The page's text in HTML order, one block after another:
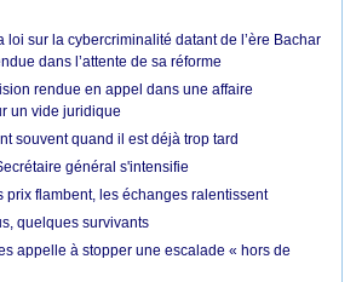
loi sur la cybercriminalité datant de l’ère Bachar
dans l’attente de sa réforme
rendue en appel dans une affaire
un vide juridique
souvent quand il est déjà trop tard
général s'intensifie
prix flambent, les échanges ralentissent
quelques survivants
appelle à stopper une escalade « hors de